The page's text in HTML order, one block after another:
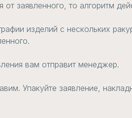
заявленного, то алгоритм
изделий с нескольких
вам отправит менеджер.
Упакуйте заявление,